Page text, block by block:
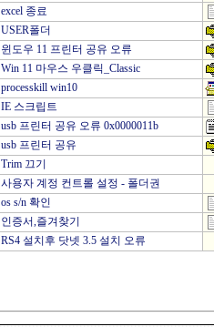
excel 종료
USER폴더
윈도우 11 프린터 공유 오류
Win 11 마우스 우클릭_Classic
processkill win10
IE 스크립트
usb 프린터 공유 오류 0x0000011b
usb 프린터 공유
Trim 끄기
사용자 계정 컨트롤 설정 - 폴더권
os s/n 확인
인증서,즐겨찾기
RS4 설치후 닷넷 3.5 설치 오류